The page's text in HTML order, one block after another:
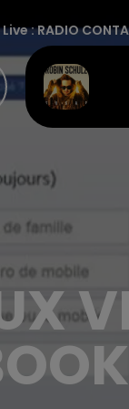
Live :RADIO